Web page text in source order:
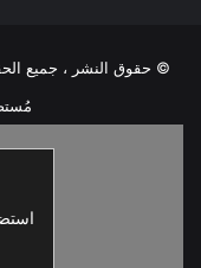
© حقوق النشر ، جميع